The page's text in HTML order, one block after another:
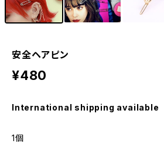
安全ヘアピン
¥480
International shipping available
1個